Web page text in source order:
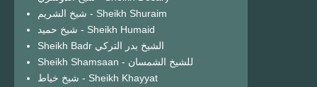
شيخ الشريم - Sheikh Shuraim
شيخ حميد - Sheikh Humaid
Sheikh Badr الشيخ بدر التركي
Sheikh Shamsaan - للشيخ الشمسان
شيخ خياط - Sheikh Khayyat